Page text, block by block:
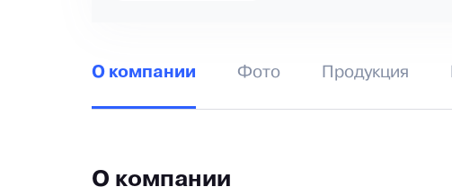
О компании Фото Продукция
О компании